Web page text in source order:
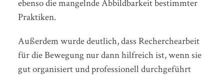
ebenso die mangelnde Abbildbarkeit bestimmter
Praktiken.
Außerdem wurde deutlich, dass Recherchearbeit
für die Bewegung nur dann hilfreich ist, wenn sie
gut organisiert und professionell durchgeführt